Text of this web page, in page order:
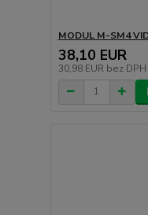
MODUL M-SM4
38,10 EUR
30,98 EUR bez DPH